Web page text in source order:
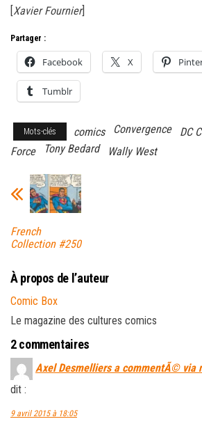
[Xavier Fournier]
Partager :
Facebook X
Tumblr
Mots-clés comics Convergence DC
Force
Tony Bedard Wally West
French
Collection #250
À propos de l’auteur
Comic Box
Le magazine des cultures comics
2 commentaires
Axel Desmelliers a commentÃ© via
dit :
9 avril 2015 à 18:05